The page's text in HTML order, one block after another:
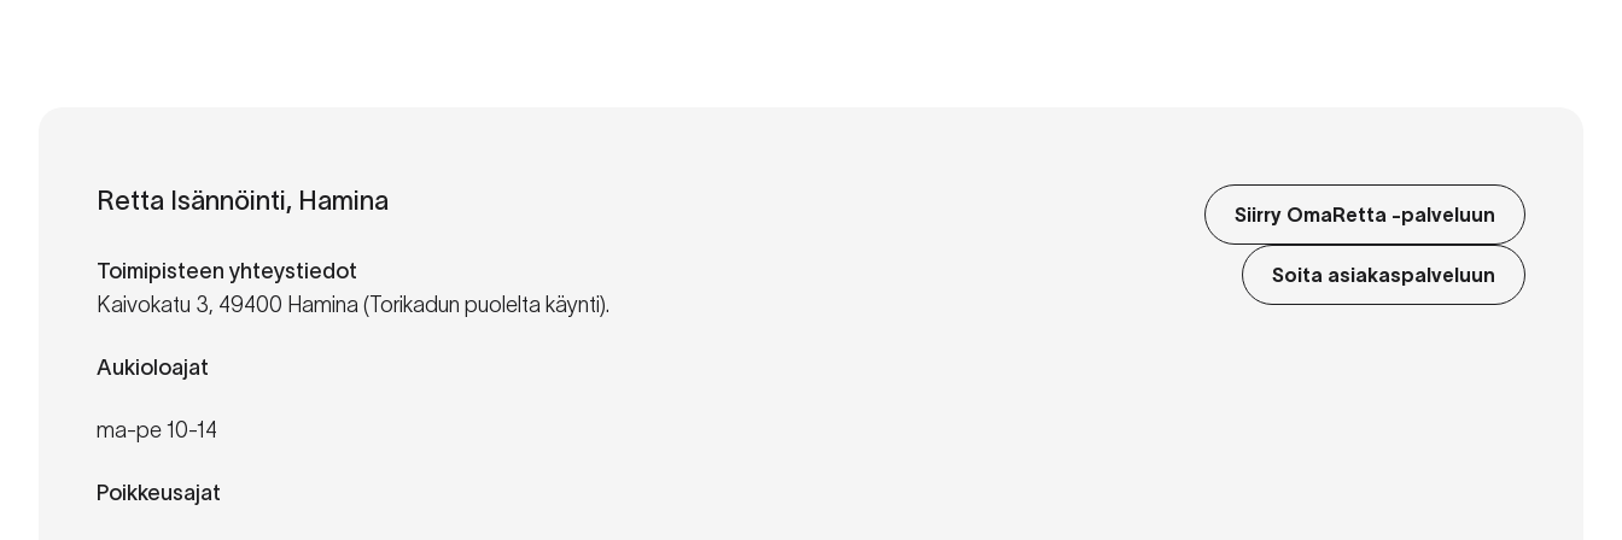
Retta Isännöinti, Hamina
Toimipisteen yhteystiedot
Kaivokatu 3, 49400 Hamina (Torikadun puolelta käynti).
Aukioloajat
ma-pe 10-14
Poikkeusajat
Siirry OmaRetta -palveluun
Soita asiakaspalveluun